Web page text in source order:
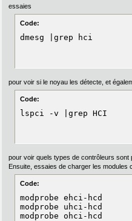
essaies
Code:
dmesg |grep hci
pour voir si le noyau les détecte, et
Code:
lspci -v |grep HCI
pour voir quels types de contrôleurs
Ensuite, essaies de charger les
Code:
modprobe ehci-hcd
modprobe uhci-hcd
modprobe ohci-hcd